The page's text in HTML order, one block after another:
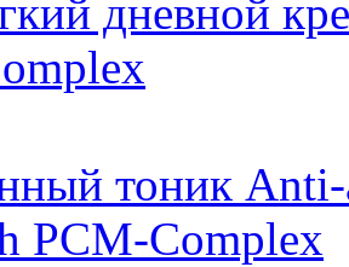
дневной
тоник Anti-
PCM-Complex